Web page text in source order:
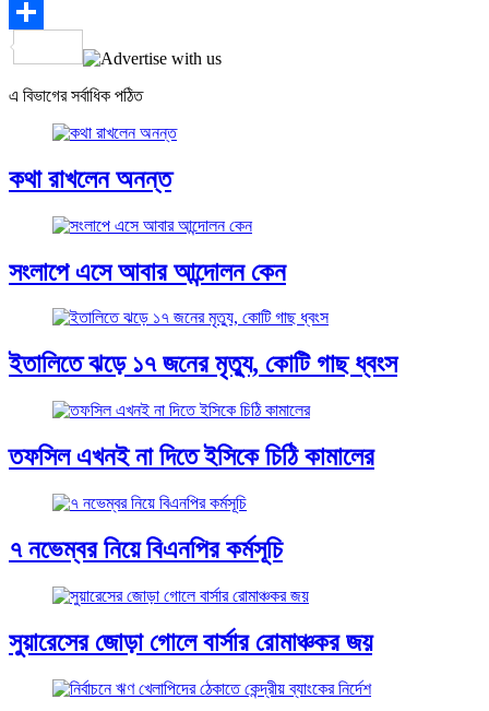
Email
Share
এ বিভাগের সর্বাধিক পঠিত
কথা রাখলেন অনন্ত
সংলাপে এসে আবার আন্দোলন কেন
ইতালিতে ঝড়ে ১৭ জনের মৃত্যু, কোটি গাছ ধ্বংস
তফসিল এখনই না দিতে ইসিকে চিঠি কামালের
৭ নভেম্বর নিয়ে বিএনপির কর্মসূচি
সুয়ারেসের জোড়া গোলে বার্সার রোমাঞ্চকর জয়